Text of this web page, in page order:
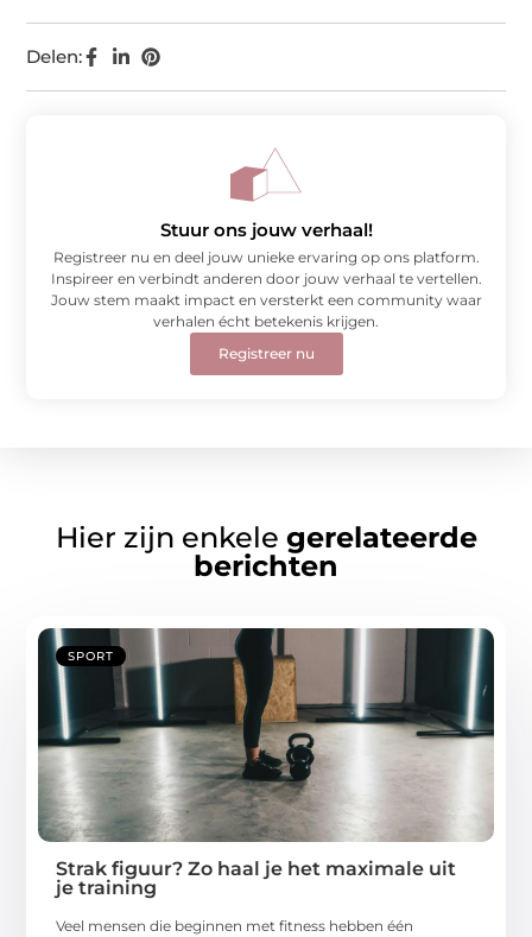
Delen:
Stuur ons jouw verhaal!
Registreer nu en deel jouw unieke ervaring op ons platform.
Inspireer en verbindt anderen door jouw verhaal te vertellen.
Jouw stem maakt impact en versterkt een community waar
verhalen écht betekenis krijgen.
Registreer nu
Hier zijn enkele gerelateerde
berichten
SPORT
Strak figuur? Zo haal je het maximale uit
je training
Veel mensen die beginnen met fitness hebben één